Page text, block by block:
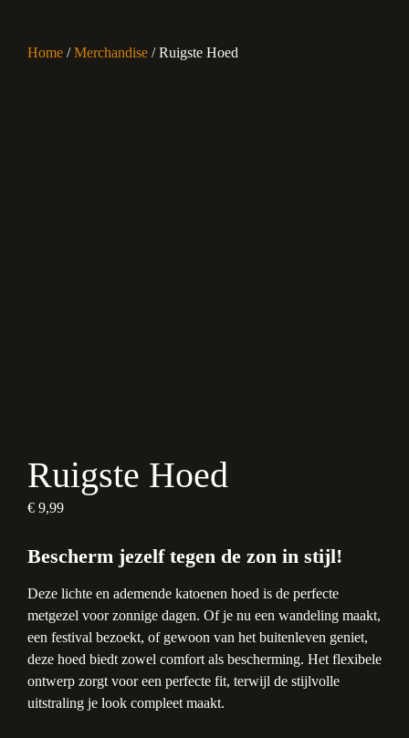
Home /Merchandise / Ruigste Hoed
Ruigste Hoed
€ 9,99
Bescherm jezelf tegen de zon in stijl!
Deze lichte en ademende katoenen hoed is de perfecte
metgezel voor zonnige dagen. Of je nu een wandeling maakt,
een festival bezoekt, of gewoon van het buitenleven geniet,
deze hoed biedt zowel comfort als bescherming. Het flexibele
ontwerp zorgt voor een perfecte fit, terwijl de stijlvolle
uitstraling je look compleet maakt.